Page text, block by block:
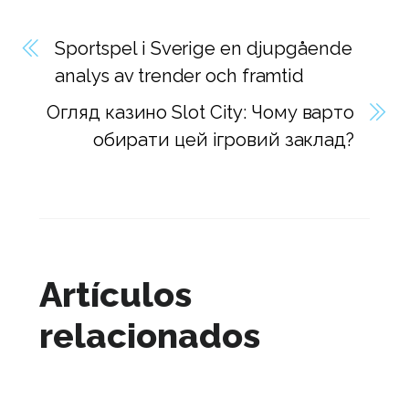
Sportspel i Sverige en djupgående
analys av trender och framtid
Огляд казино Slot City: Чому варто
обирати цей ігровий заклад?
Artículos
relacionados